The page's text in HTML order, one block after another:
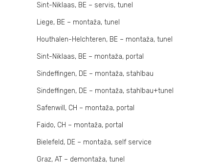
Sint-Niklaas, BE – servis, tunel
Liege, BE – montaža, tunel
Houthalen-Helchteren, BE – montaža, tunel
Sint-Niklaas, BE – montaža, portal
Sindeffingen, DE – montaža, stahlbau
Sindeffingen, DE – montaža, stahlbau+tunel
Safenwill, CH – montaža, portal
Faido, CH – montaža, portal
Bielefeld, DE – montaža, self service
Graz, AT – demontaža, tunel